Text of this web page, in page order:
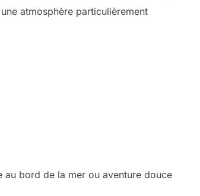
atmosphère particulièrement
au bord de la mer ou aventure douce